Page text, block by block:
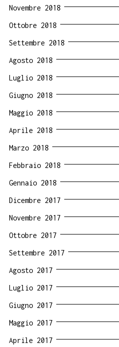
Novembre 2018
Ottobre 2018
Settembre 2018
Agosto 2018
Luglio 2018
Giugno 2018
Maggio 2018
Aprile 2018
Marzo 2018
Febbraio 2018
Gennaio 2018
Dicembre 2017
Novembre 2017
Ottobre 2017
Settembre 2017
Agosto 2017
Luglio 2017
Giugno 2017
Maggio 2017
Aprile 2017